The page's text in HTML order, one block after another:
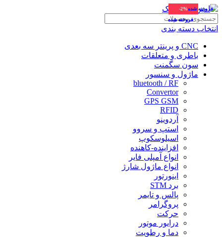
انتخاب دسته بندی
CNC و پرینتر سه بعدی
باطری و متعلقات
سون سگمنت
ماژول و سنسور
bluetooth / RF
Convertor
GPS GSM
RFID
آردوینو
استپ و سروو
اسیلوسکوپ
افزاینده-کاهنده
انواع آمپلی فایر
انواع ماژول شارژ
اینورتور
برد STM
پالس و تایمر
پروگرامر
حرکت
درایور موتور
دما و رطویت
-11%
فروخته شده
-11%
فروخته شده
-2%فروخته شده